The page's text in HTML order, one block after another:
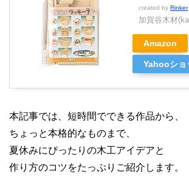
created by Rinker
加賀谷木材
Amazon
Yahooショ
本記事では、短時間でできる作品から、
ちょっと本格的なものまで、
夏休みにぴったりの木工アイデアと
作り方のコツをたっぷりご紹介します。